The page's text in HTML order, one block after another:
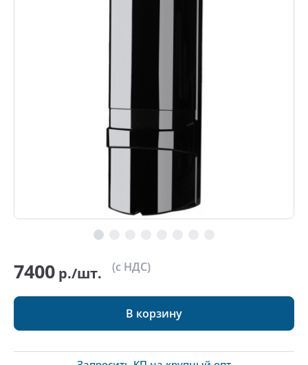
7400 р./шт. (с НДС)
В корзину